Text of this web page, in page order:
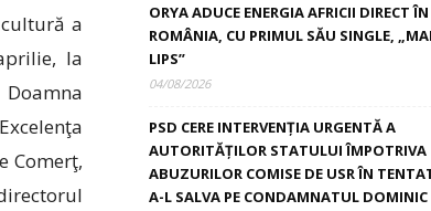
a
la
Comerţ,
ORYA ADUCE ENERGIA AFRICII DIRECT ÎN
ROMÂNIA, CU PRIMUL SĂU SINGLE,
LIPS”
04/08/2026
PSD CERE INTERVENȚIA URGENTĂ A
AUTORITĂȚILOR STATULUI ÎMPOTRIVA
ABUZURILOR COMISE DE USR ÎN
A-L SALVA PE CONDAMNATUL DOMINIC